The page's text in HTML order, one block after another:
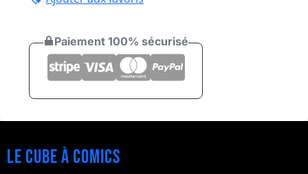
Paiement 100% sécurisé
Le cube à comics